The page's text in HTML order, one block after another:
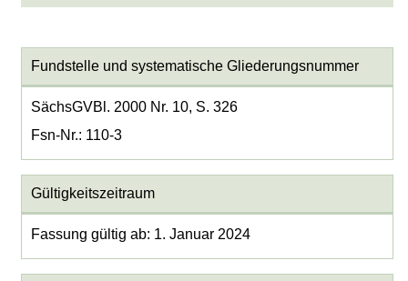
Fundstelle und systematische Gliederungsnummer
SächsGVBl. 2000 Nr. 10, S. 326
Fsn-Nr.: 110-3
Gültigkeitszeitraum
Fassung gültig ab: 1. Januar 2024